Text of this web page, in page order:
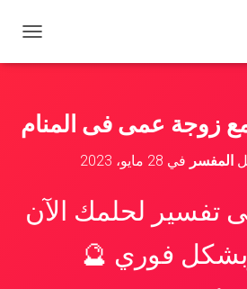
ب
ا
ل
زوجة عمى فى المنام
المفسر في 28 مايو، 2023
تفسير لحلمك الآن
فوري 🔮